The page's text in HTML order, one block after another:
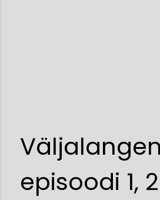
episoodi 1,